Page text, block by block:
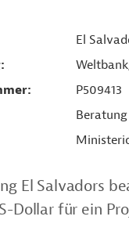
El
P509413
El Salvadors
Dollar für ein